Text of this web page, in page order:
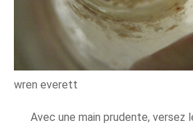
wren everett
Avec une main prudente,